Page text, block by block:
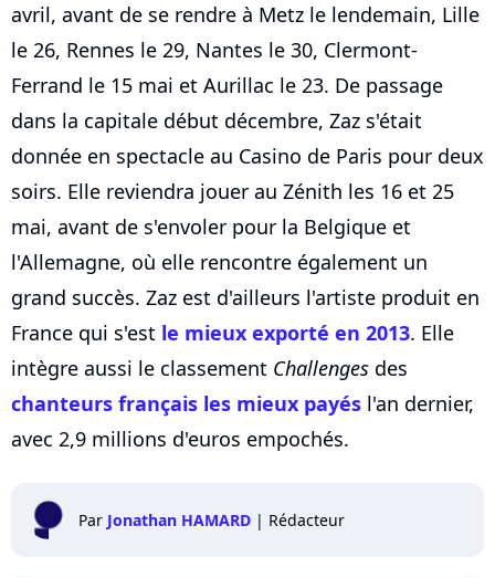
avril, avant de se rendre à Metz le lendemain, Lille
le 26, Rennes le 29, Nantes le 30, Clermont-
Ferrand le 15 mai et Aurillac le 23. De passage
dans la capitale début décembre, Zaz s'était
donnée en spectacle au Casino de Paris pour deux
soirs. Elle reviendra jouer au Zénith les 16 et 25
mai, avant de s'envoler pour la Belgique et
l'Allemagne, où elle rencontre également un
grand succès. Zaz est d'ailleurs l'artiste produit en
France qui s'est le mieux exporté en 2013. Elle
intègre aussi le classement Challenges des
chanteurs français les mieux payés l'an dernier,
avec 2,9 millions d'euros empochés.
Par Jonathan HAMARD | Rédacteur